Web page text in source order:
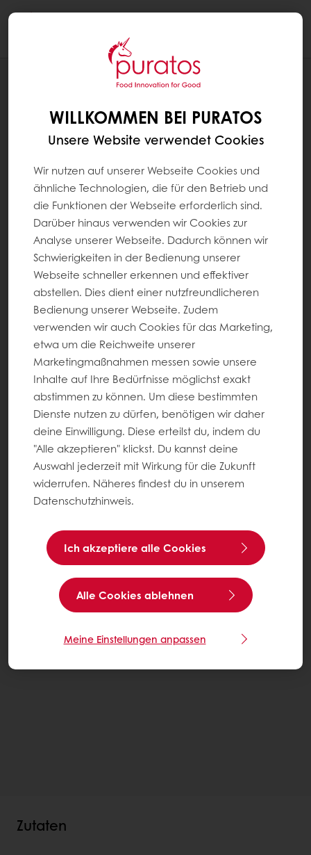
REZEPTE
Zutaten
WILLKOMMEN BEI PURATOS
Unsere Website verwendet Cookies
Wir nutzen auf unserer Webseite Cookies und
ähnliche Technologien, die für den Betrieb und
die Funktionen der Webseite erforderlich sind.
Darüber hinaus verwenden wir Cookies zur
Analyse unserer Webseite. Dadurch können wir
Schwierigkeiten in der Bedienung unserer
Webseite schneller erkennen und effektiver
abstellen. Dies dient einer nutzfreundlicheren
Bedienung unserer Webseite. Zudem
verwenden wir auch Cookies für das Marketing,
etwa um die Reichweite unserer
Marketingmaßnahmen messen sowie unsere
Inhalte auf Ihre Bedürfnisse möglichst exakt
abstimmen zu können. Um diese bestimmten
Dienste nutzen zu dürfen, benötigen wir daher
deine Einwilligung. Diese erteilst du, indem du
"Alle akzeptieren" klickst. Du kannst deine
Auswahl jederzeit mit Wirkung für die Zukunft
widerrufen. Näheres findest du in unserem
Datenschutzhinweis.
Ich akzeptiere alle Cookies
Alle Cookies ablehnen
Meine Einstellungen anpassen